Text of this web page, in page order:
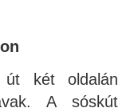
út két oldalán
A sóskút